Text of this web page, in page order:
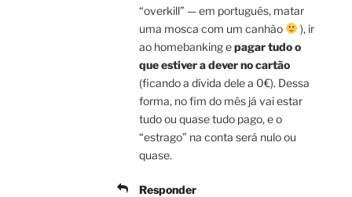
“overkill” — em português, matar
uma mosca com um canhão
), ir
ao homebanking epagar tudo o
que estiver a dever no cartão
(ficando a dívida dele a 0€). Dessa
forma, no fim do mês já vai estar
tudo ou quase tudo pago, e o
“estrago” na conta será nulo ou
quase.
Responder